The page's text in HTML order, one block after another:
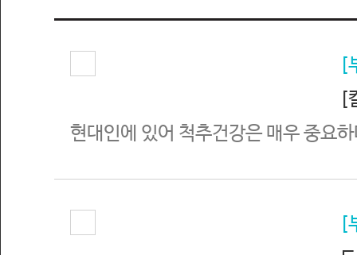
[
[
현대인에 있어 척추건강은 매우 중요
[